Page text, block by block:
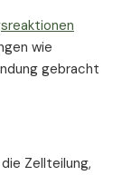
wie
gebracht
Zellteilung,